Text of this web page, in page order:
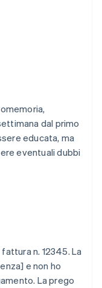
dal primo
educata, ma
eventuali dubbi
n. 12345. La
e non ho
La prego